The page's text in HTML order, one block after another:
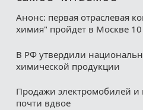
Анонс: первая отраслевая
химия" пройдет в Москве 10
В РФ утвердили
химической продукции
Продажи электромобилей
почти вдвое